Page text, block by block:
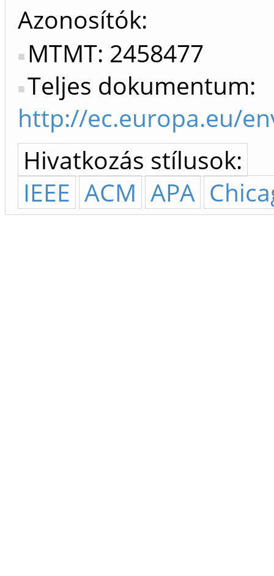
Azonosítók
MTMT: 2458477
Teljes dokumentum:
http://ec.europa.eu/
Hivatkozás stílusok:
IEEE ACM APA